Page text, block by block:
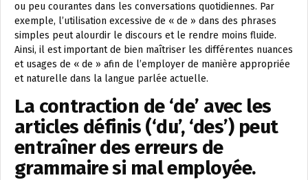
ou peu courantes dans les conversations quotidiennes. Par
exemple, l’utilisation excessive de « de » dans des phrases
simples peut alourdir le discours et le rendre moins fluide.
Ainsi, il est important de bien maîtriser les différentes nuances
et usages de « de » afin de l’employer de manière appropriée
et naturelle dans la langue parlée actuelle.
La contraction de ‘de’ avec les
articles définis (‘du’, ‘des’) peut
entraîner des erreurs de
grammaire si mal employée.